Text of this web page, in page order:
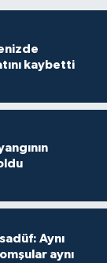
kaybetti
Aynı
aynı